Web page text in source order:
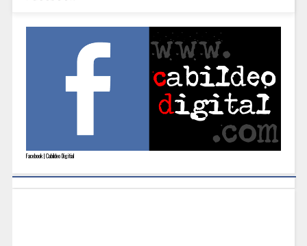
Facebook | Cabildeo Digitial